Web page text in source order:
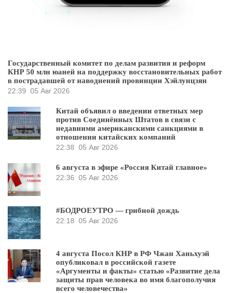
Государственный комитет по делам развития и реформ
КНР 50 млн юаней на поддержку восстановительных работ
в пострадавшей от наводнений провинции Хэйлунцзян
22:39 05 Авг 2026
Китай объявил о введении ответных мер
против Соединённых Штатов в связи с
недавними американскими санкциями в
отношении китайских компаний
22:38 05 Авг 2026
6 августа в эфире «Россия Китай главное»
22:36 05 Авг 2026
#БОДРОЕУТРО — грибной дождь
22:18 05 Авг 2026
4 августа Посол КНР в РФ Чжан Ханьхуэй
опубликовал в российской газете
«Аргументы и факты» статью «Развитие дела
защиты прав человека во имя благополучия
всего человечества»